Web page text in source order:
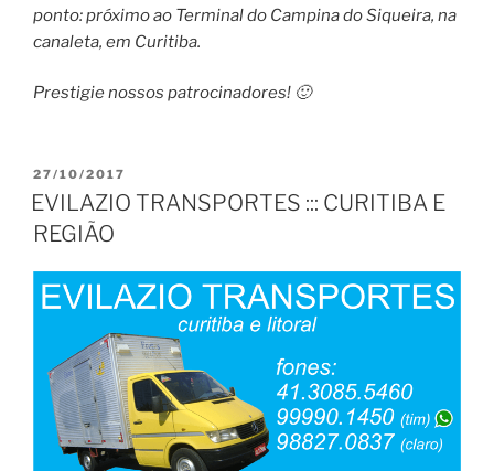
ponto: próximo ao Terminal do Campina do Siqueira, na
canaleta, em Curitiba.
Prestigie nossos patrocinadores! 🙂
PUBLICADO
EM
27/10/2017
EVILAZIO TRANSPORTES ::: CURITIBA E
REGIÃO